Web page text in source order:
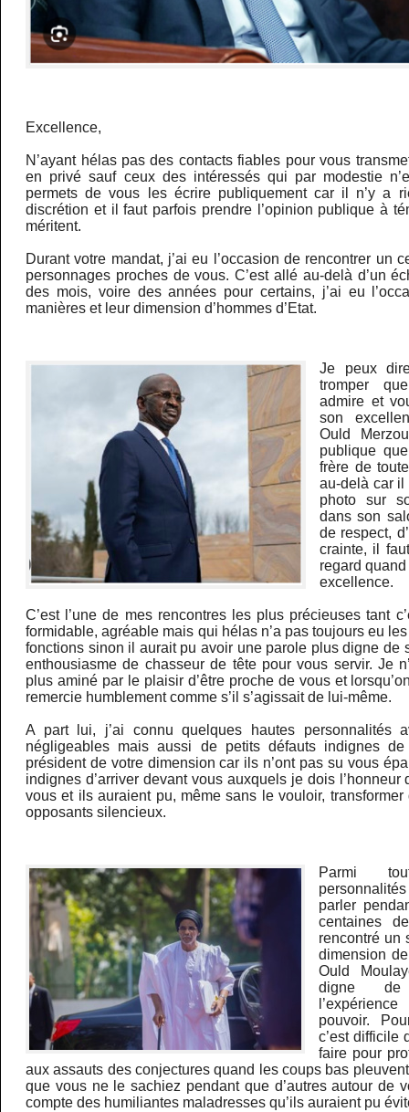
Excellence,
N’ayant hélas pas des contacts fiables pour vous
en privé sauf ceux des intéressés qui par modestie
permets de vous les écrire publiquement car il n’y a
discrétion et il faut parfois prendre l’opinion publique à
méritent.
Durant votre mandat, j’ai eu l’occasion de rencontrer un
personnages proches de vous. C’est allé au-delà d’un
des mois, voire des années pour certains, j’ai eu
manières et leur dimension d’hommes d’Etat.
Je peux
tromper
admire et
son
Ould
publique
frère de
au-delà car il
photo sur
dans son
de respect,
crainte, il
regard
excellence.
C’est l’une de mes rencontres les plus précieuses tant
formidable, agréable mais qui hélas n’a pas toujours eu
fonctions sinon il aurait pu avoir une parole plus digne de
enthousiasme de chasseur de tête pour vous servir. Je
plus aminé par le plaisir d’être proche de vous et
remercie humblement comme s’il s’agissait de lui-même.
A part lui, j’ai connu quelques hautes personnalités
négligeables mais aussi de petits défauts indignes
président de votre dimension car ils n’ont pas su vous
indignes d’arriver devant vous auxquels je dois l’honneur
vous et ils auraient pu, même sans le vouloir,
opposants silencieux.
Parmi
parler
centaines
rencontré un
dimension
Ould
digne de
pouvoir.
c’est difficile
faire pour
aux assauts des conjectures quand les coups bas
que vous ne le sachiez pendant que d’autres autour de
compte des humiliantes maladresses qu’ils auraient pu